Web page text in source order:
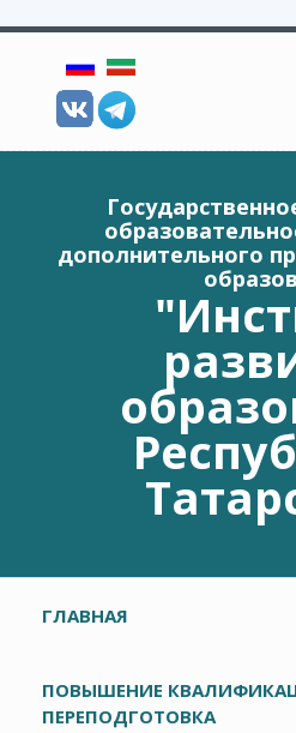
дополнительного
Главное меню
ГЛАВНАЯ
ПОВЫШЕНИЕ
ПЕРЕПОДГОТОВКА